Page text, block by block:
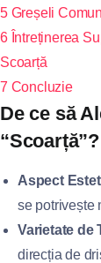
5 Greșeli
6 Întreținerea
Scoarță
7 Concluzie
De ce să
“Scoarță”?
Aspect
se potrivește
Varietate de
direcția de